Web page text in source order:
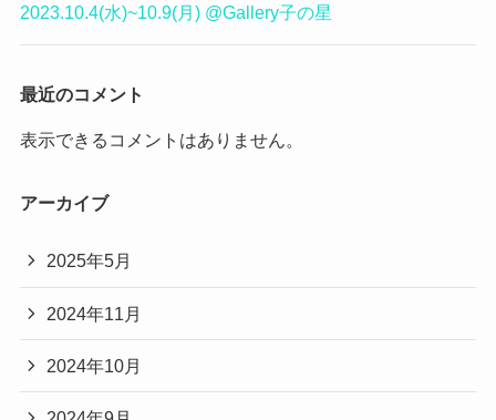
2023.10.4(水)~10.9(月) @Gallery子の星
最近のコメント
表示できるコメントはありません。
アーカイブ
2025年5月
2024年11月
2024年10月